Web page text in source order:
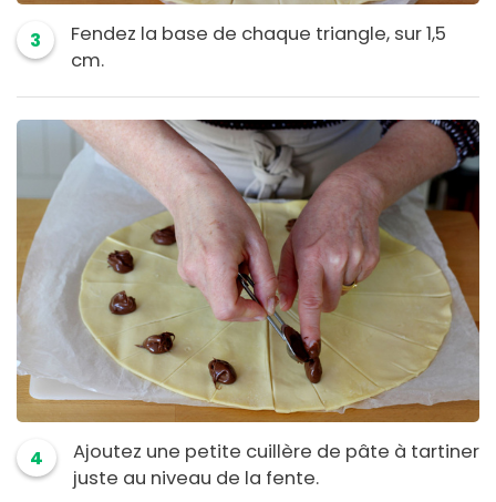
3
Fendez la base de chaque triangle, sur 1,5
cm.
4
Ajoutez une petite cuillère de pâte à tartiner
juste au niveau de la fente.